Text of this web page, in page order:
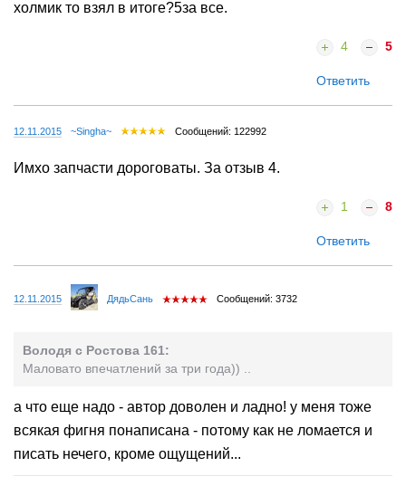
холмик то взял в итоге?5за все.
4 5
Ответить
12.11.2015 ~Singha~ Сообщений: 122992
Имхо запчасти дороговаты. За отзыв 4.
1 8
Ответить
12.11.2015 ДядьСань Сообщений: 3732
Володя с Ростова 161:
Маловато впечатлений за три года)) ..
а что еще надо - автор доволен и ладно! у меня тоже
всякая фигня понаписана - потому как не ломается и
писать нечего, кроме ощущений...